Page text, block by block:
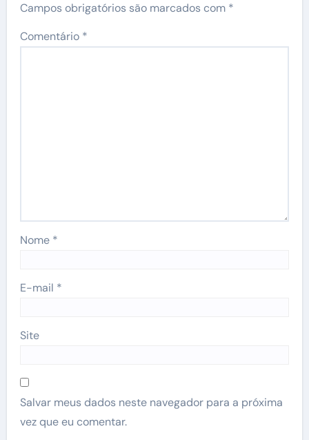
Campos obrigatórios são marcados com *
Comentário *
Nome *
E-mail *
Site
Salvar meus dados neste navegador para a próxima
vez que eu comentar.